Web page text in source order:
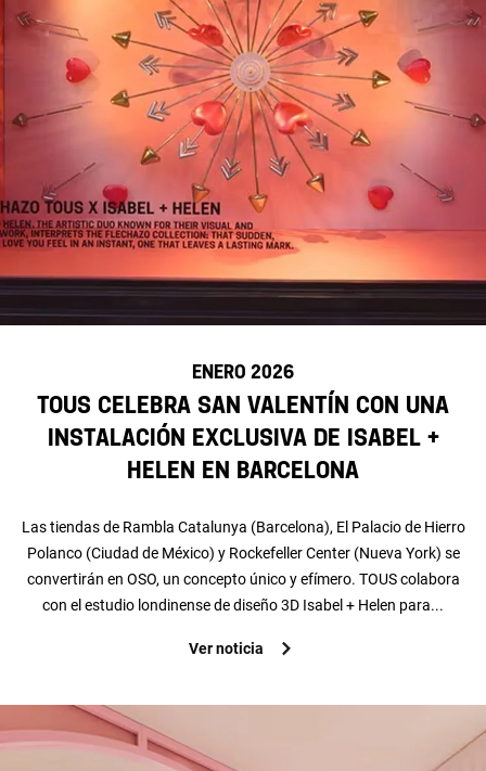
ENERO 2026
TOUS celebra San Valentín con una
instalación exclusiva de Isabel +
Helen en Barcelona
Las tiendas de Rambla Catalunya (Barcelona), El Palacio de Hierro
Polanco (Ciudad de México) y Rockefeller Center (Nueva York) se
convertirán en OSO, un concepto único y efímero. TOUS colabora
con el estudio londinense de diseño 3D Isabel + Helen para...
Ver noticia